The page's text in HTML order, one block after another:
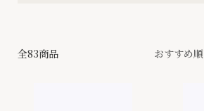
全83商品 おすすめ順